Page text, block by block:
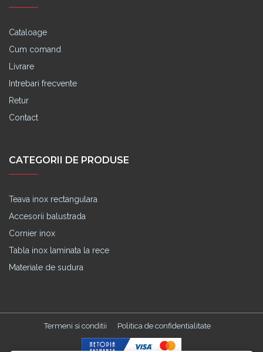
Cataloage
Cum comand
Livrare
Intrebari frecvente
Retur
Contact
CATEGORII DE PRODUSE
Teava inox rectangulara
Accesorii balustrada
Cornier inox
Tabla inox laminata la rece
Materiale de sudura
Termeni si conditii Politica de confidentialitate